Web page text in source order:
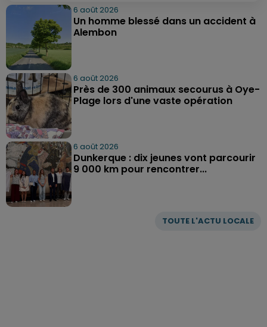
TOUTE L'ACTU LOCALE
6 août 2026
Un homme blessé dans un accident à
Alembon
6 août 2026
Près de 300 animaux secourus à Oye-
Plage lors d'une vaste opération
6 août 2026
Dunkerque : dix jeunes vont parcourir
9 000 km pour rencontrer...